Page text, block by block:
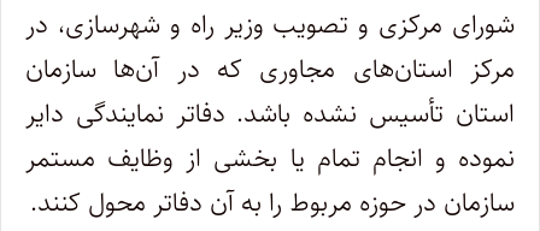
شورای‌ مرکزی و تصویب وزیر راه و شهرسازی، در
مرکز استان‌های مجاوری که در آن‌ها سازمان
استان تأسیس نشده باشد. دفاتر نمایندگی دایر
نموده و ‌انجام تمام یا بخشی از وظایف مستمر
سازمان در حوزه مربوط را به آن دفاتر محول کنند.